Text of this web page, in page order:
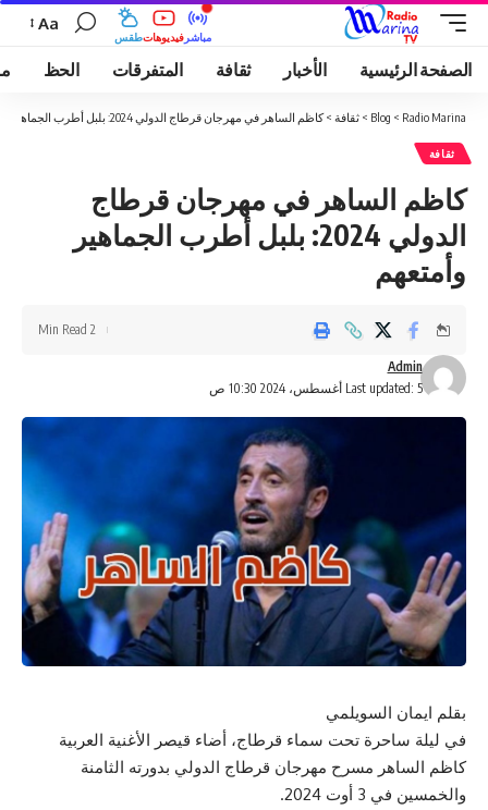
طقسفيديوهات مباشر
Aa
الصفحة الرئيسية الأخبار ثقافة المتفرقات الحظ
Radio Marina
>
Blog
> ثقافة > كاظم الساهر في مهرجان قرطاج الدولي 2024: بلبل أطرب الجماهير وأمتعهم
ثقافة
كاظم الساهر في مهرجان قرطاج
الدولي 2024: بلبل أطرب الجماهير
وأمتعهم
Last updated: 5 أغسطس، 2024 10:30 ص
Admin
2 Min Read
بقلم ايمان السويلمي
في ليلة ساحرة تحت سماء قرطاج، أضاء قيصر الأغنية العربية
كاظم الساهر مسرح مهرجان قرطاج الدولي بدورته الثامنة
والخمسين في 3 أوت 2024.